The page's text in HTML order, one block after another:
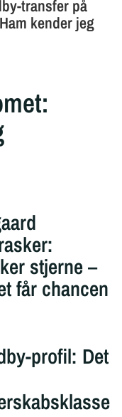
stjerne –
får chancen
profil: Det